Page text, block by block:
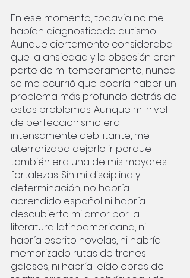
En ese momento, todavía no me
habían diagnosticado autismo.
Aunque ciertamente consideraba
que la ansiedad y la obsesión eran
parte de mi temperamento, nunca
se me ocurrió que podría haber un
problema más profundo detrás de
estos problemas. Aunque mi nivel
de perfeccionismo era
intensamente debilitante, me
aterrorizaba dejarlo ir porque
también era una de mis mayores
fortalezas. Sin mi disciplina y
determinación, no habría
aprendido español ni habría
descubierto mi amor por la
literatura latinoamericana, ni
habría escrito novelas, ni habría
memorizado rutas de trenes
galeses, ni habría leído obras de